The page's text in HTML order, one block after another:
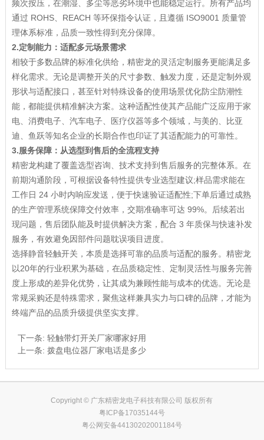
频次按压，在潮湿、多尘等恶劣环境中也能稳定运行。所有产品均
通过 ROHS、REACH 等环保指令认证，且遵循 ISO9001 质量管
理体系标准，品质一致性得到充分保障。
2.定制能力：适配多元场景需求
相较于多数品牌的标准化供给，精密龙的灵活定制服务更能满足多
样化需求。无论是调整开关的尺寸参数、触发力度，还是定制外观
形状与适配接口，甚至针对特殊设备的使用场景优化防尘防潮性
能，都能提供精准解决方案。这种适配性使其产品能广泛应用于家
电、消费电子、汽车电子、医疗仪器等多个领域，与美的、比亚
迪、鱼跃等知名企业的长期合作也印证了其适配能力的可靠性。
3.服务保障：从选型到售后的全流程支持
精密龙构建了覆盖选型咨询、技术支持到售后服务的完整体系。在
前期沟通阶段，可根据设备特性提供专业选型建议;样品需求能在
工作日 24 小时内响应发送，便于快速验证适配性;下单后通过成熟
的生产管理系统保障交付效率，交期准确率可达 99%。后续若出
现问题，售后团队能及时提供解决方案，配合 3 年质保与快速补发
服务，有效避免因部件问题耽误项目进度。
选择静音轻触开关，本质是选择可靠的品质与适配的服务。精密龙
以20年的行业积累为基础，在品质稳定性、定制灵活性与服务完善
度上形成的差异化优势，让其成为兼顾性能与成本的优选。无论是
常规采购还是特殊需求，聚焦这样兼具实力与口碑的品牌，才能为
终端产品的品质升级提供坚实支撑。
下一条: 轻触带灯开关厂家哪家好用
上一条: 拨盘电位器厂家电话是多少
Copyright © 广东精密龙电子科技有限公司 版权所有
粤ICP备17035144号
粤公网安备44130202001184号